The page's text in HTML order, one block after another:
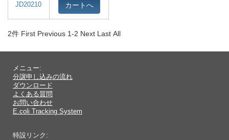
JD20210 カートへ
2件 First Previous 1-2 Next Last All
メニュー:
分譲申し込みの流れ
ダウンロード
よくある質問
お問い合わせ
E.coli Tracking System
特設リンク: